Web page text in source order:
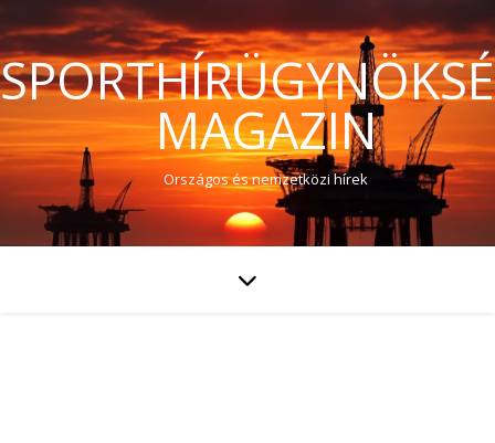
MAGAZIN
Országos és nemzetközi hírek